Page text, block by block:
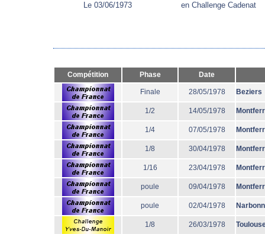
Le 03/06/1973
en Challenge Cadenat
Compétition Phase Date
Finale 28/05/1978 Beziers
1/2 14/05/1978
1/4 07/05/1978
1/8 30/04/1978
1/16 23/04/1978
poule 09/04/1978
poule 02/04/1978
1/8 26/03/1978